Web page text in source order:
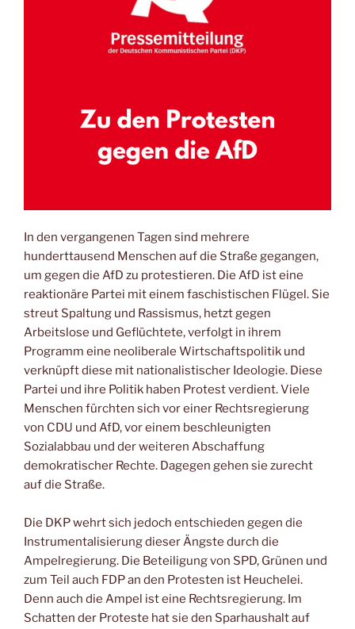
In den vergangenen Tagen sind mehrere
hunderttausend Menschen auf die Straße gegangen,
um gegen die AfD zu protestieren. Die AfD ist eine
reaktionäre Partei mit einem faschistischen Flügel. Sie
streut Spaltung und Rassismus, hetzt gegen
Arbeitslose und Geflüchtete, verfolgt in ihrem
Programm eine neoliberale Wirtschaftspolitik und
verknüpft diese mit nationalistischer Ideologie. Diese
Partei und ihre Politik haben Protest verdient. Viele
Menschen fürchten sich vor einer Rechtsregierung
von CDU und AfD, vor einem beschleunigten
Sozialabbau und der weiteren Abschaffung
demokratischer Rechte. Dagegen gehen sie zurecht
auf die Straße.
Die DKP wehrt sich jedoch entschieden gegen die
Instrumentalisierung dieser Ängste durch die
Ampelregierung. Die Beteiligung von SPD, Grünen und
zum Teil auch FDP an den Protesten ist Heuchelei.
Denn auch die Ampel ist eine Rechtsregierung. Im
Schatten der Proteste hat sie den Sparhaushalt auf